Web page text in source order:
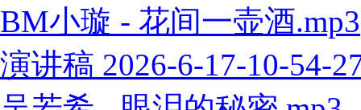
BM小璇 - 花间一壶酒.mp3
演讲稿 2026-6-17-10-54-